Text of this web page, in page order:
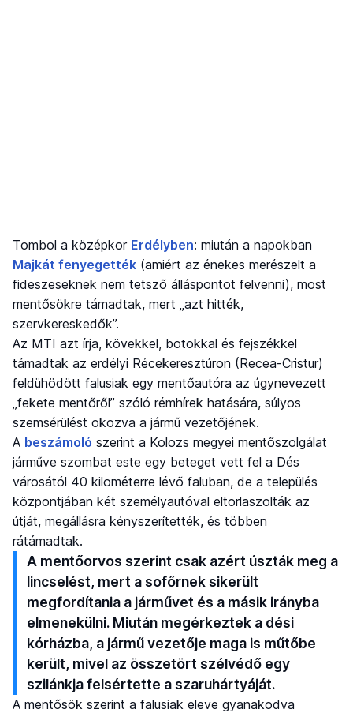
Tombol a középkor Erdélyben: miután a napokban
Majkát fenyegették (amiért az énekes merészelt a
fideszeseknek nem tetsző álláspontot felvenni), most
mentősökre támadtak, mert „azt hitték,
szervkereskedők”.
Az MTI azt írja, kövekkel, botokkal és fejszékkel
támadtak az erdélyi Récekeresztúron (Recea-Cristur)
feldühödött falusiak egy mentőautóra az úgynevezett
„fekete mentőről” szóló rémhírek hatására, súlyos
szemsérülést okozva a jármű vezetőjének.
A beszámoló szerint a Kolozs megyei mentőszolgálat
járműve szombat este egy beteget vett fel a Dés
városától 40 kilométerre lévő faluban, de a település
központjában két személyautóval eltorlaszolták az
útját, megállásra kényszerítették, és többen
rátámadtak.
A mentőorvos szerint csak azért úszták meg a
lincselést, mert a sofőrnek sikerült
megfordítania a járművet és a másik irányba
elmenekülni. Miután megérkeztek a dési
kórházba, a jármű vezetője maga is műtőbe
került, mivel az összetört szélvédő egy
szilánkja felsértette a szaruhártyáját.
A mentősök szerint a falusiak eleve gyanakodva